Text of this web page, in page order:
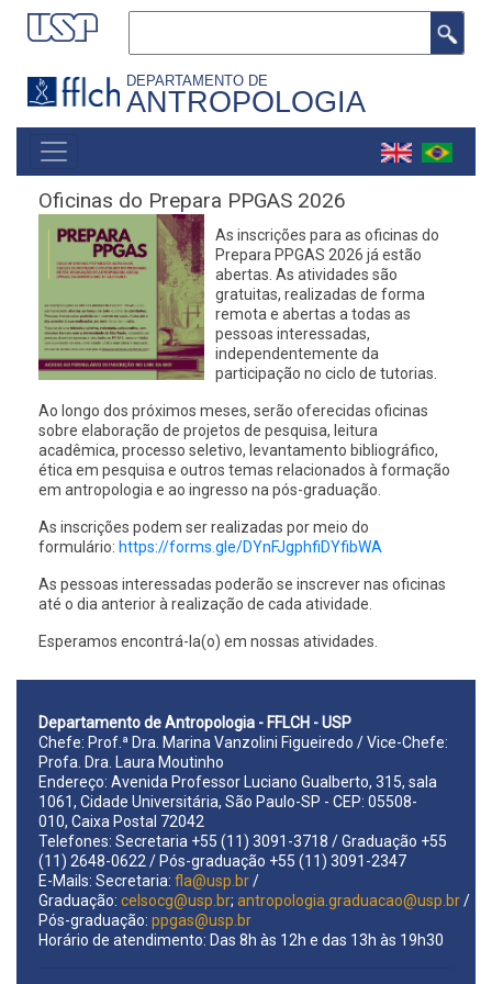
Pular
para
conteúdo
principal
DEPARTAMENTO DE
ANTROPOLOGIA
MAIN
NAVIGATION
Oficinas do Prepara PPGAS 2026
As inscrições para as oficinas do
Prepara PPGAS 2026 já estão
abertas. As atividades são
gratuitas, realizadas de forma
remota e abertas a todas as
pessoas interessadas,
independentemente da
participação no ciclo de tutorias.
Ao longo dos próximos meses, serão oferecidas oficinas
sobre elaboração de projetos de pesquisa, leitura
acadêmica, processo seletivo, levantamento bibliográfico,
ética em pesquisa e outros temas relacionados à formação
em antropologia e ao ingresso na pós-graduação.
As inscrições podem ser realizadas por meio do
formulário: https://forms.gle/DYnFJgphfiDYfibWA
As pessoas interessadas poderão se inscrever nas oficinas
até o dia anterior à realização de cada atividade.
Esperamos encontrá-la(o) em nossas atividades.
Departamento de Antropologia - FFLCH - USP
Chefe: Prof.ª Dra. Marina Vanzolini Figueiredo / Vice-Chefe:
Profa. Dra. Laura Moutinho
Endereço: Avenida Professor Luciano Gualberto, 315, sala
1061, Cidade Universitária, São Paulo-SP - CEP: 05508-
010, Caixa Postal 72042
Telefones: Secretaria +55 (11) 3091-3718 / Graduação +55
(11) 2648-0622 / Pós-graduação +55 (11) 3091-2347
E-Mails: Secretaria: fla@usp.br/
Graduação: celsocg@usp.br; antropologia.graduacao@usp.br/
Pós-graduação: ppgas@usp.br
Horário de atendimento: Das 8h às 12h e das 13h às 19h30